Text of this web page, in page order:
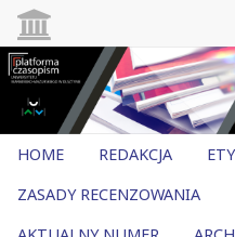
HOME REDAKCJA
ZASADY RECENZOWANIA